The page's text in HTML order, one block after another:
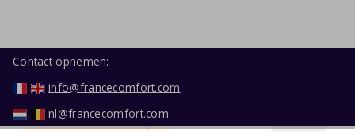
Contact opnemen:
info@francecomfort.com
nl@francecomfort.com